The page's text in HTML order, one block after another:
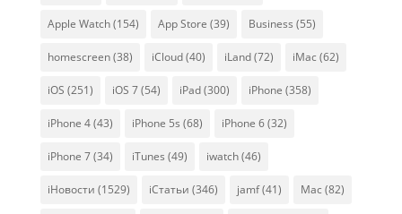
Apple Watch(154) App Store (39) Business (55)
homescreen(38) iCloud(40) iLand(72) iMac (62)
iOS (251) iOS 7(54) iPad(300) iPhone (358)
iPhone 4(43) iPhone 5s (68) iPhone 6(32)
iPhone 7(34) iTunes (49) iwatch(46)
iНовости (1529) iСтатьи (346) jamf(41) Mac (82)